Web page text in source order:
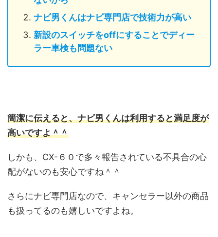
ナビ男くんはナビ専門店で技術力が高い
新設のスイッチをoffにすることでディー
ラー車検も問題ない
簡潔に伝えると、ナビ男くんは利用すると満足度が
高いですよ＾＾
しかも、CX-６０で多々報告されている不具合の心
配がないのも安心ですね＾＾
さらにナビ専門店なので、キャンセラー以外の商品
も扱ってるのも嬉しいですよね。